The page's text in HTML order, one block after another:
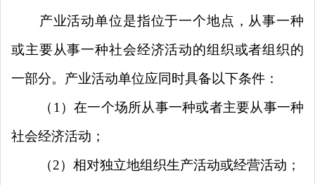
产业活动单位是指位于一个地点，从事一种
或主要从事一种社会经济活动的组织或者组织的
一部分。产业活动单位应同时具备以下条件：
（ 1 ）在一个场所从事一种或者主要从事一种
社会经济活动；
（2）相对独立地组织生产活动或经营活动；